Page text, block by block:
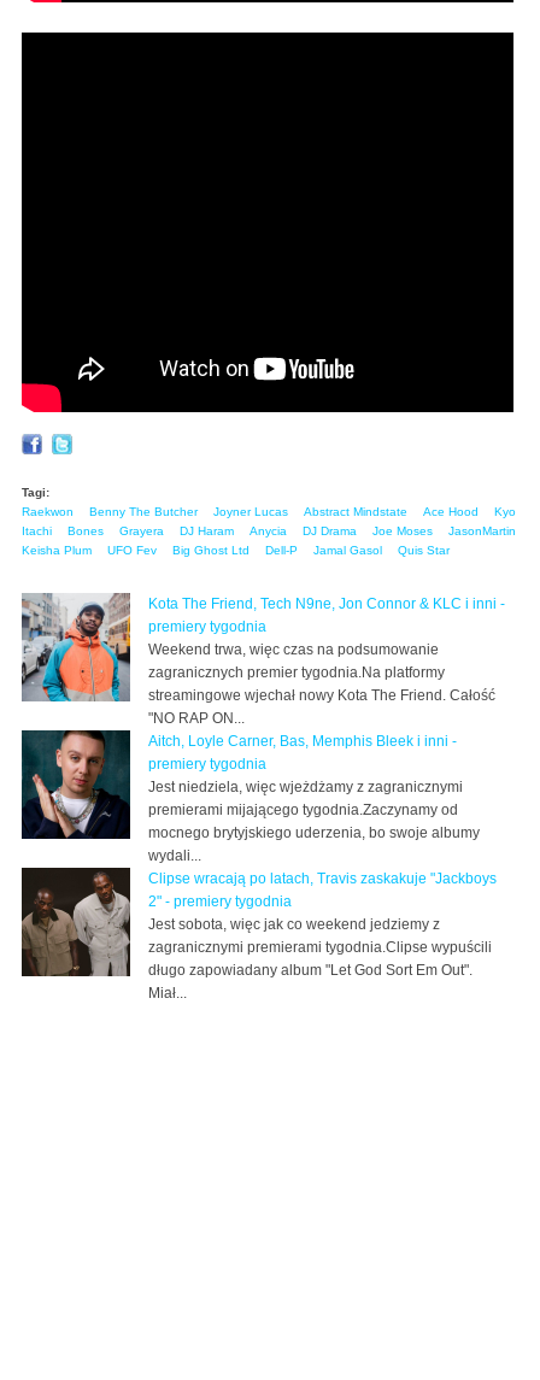
Tagi:
Raekwon
Benny The Butcher Joyner Lucas Abstract Mindstate Ace Hood
Kyo
Itachi
Bones Grayera DJ Haram Anycia DJ Drama Joe Moses
JasonMartin
Keisha Plum
UFO Fev Big Ghost Ltd Dell-P Jamal Gasol Quis Star
Kota The Friend, Tech N9ne, Jon Connor & KLC i inni -
premiery tygodnia
Weekend trwa, więc czas na podsumowanie
zagranicznych premier tygodnia.Na platformy
streamingowe wjechał nowy Kota The Friend. Całość
"NO RAP ON...
Aitch, Loyle Carner, Bas, Memphis Bleek i inni -
premiery tygodnia
Jest niedziela, więc wjeżdżamy z zagranicznymi
premierami mijającego tygodnia.Zaczynamy od
mocnego brytyjskiego uderzenia, bo swoje albumy
wydali...
Clipse wracają po latach, Travis zaskakuje "Jackboys
2" - premiery tygodnia
Jest sobota, więc jak co weekend jedziemy z
zagranicznymi premierami tygodnia.Clipse wypuścili
długo zapowiadany album "Let God Sort Em Out".
Miał...